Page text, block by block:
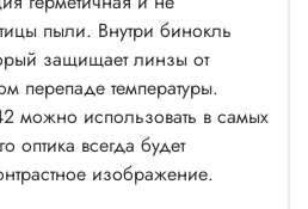
пыли. Внутри бинокль
защищает линзы от
перепаде температуры.
можно использовать в самых
оптика всегда будет
изображение.